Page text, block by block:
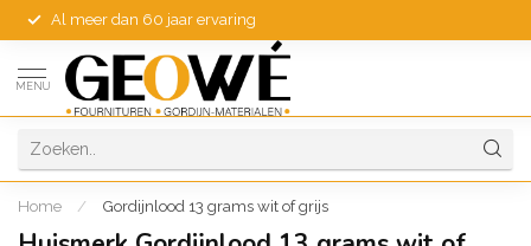
Al meer dan 60 jaar ervaring
MENU
Home / Gordijnlood 13 grams wit of grijs